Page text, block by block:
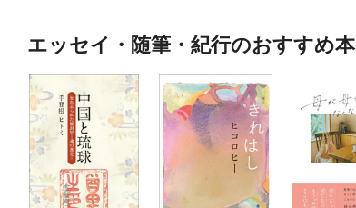
エッセイ・随筆・紀行のおすすめ本